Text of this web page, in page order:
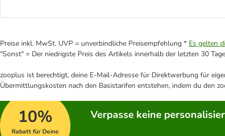
Preise inkl. MwSt. UVP = unverbindliche Preisempfehlung * Es gelten
"Sonst" = Der niedrigste Preis des Artikels innerhalb der letzten 30
zooplus ist berechtigt, deine E-Mail-Adresse für Direktwerbung für
Übermittlungskosten nach den Basistarifen entstehen, indem du den
10%
Rabatt für Deine
Verpasse keine